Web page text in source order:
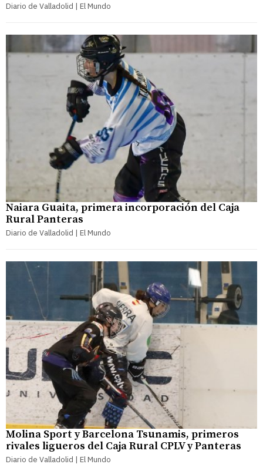
Diario de Valladolid | El Mundo
Naiara Guaita, primera incorporación del Caja
Rural Panteras
Diario de Valladolid | El Mundo
Molina Sport y Barcelona Tsunamis, primeros
rivales ligueros del Caja Rural CPLV y Panteras
Diario de Valladolid | El Mundo